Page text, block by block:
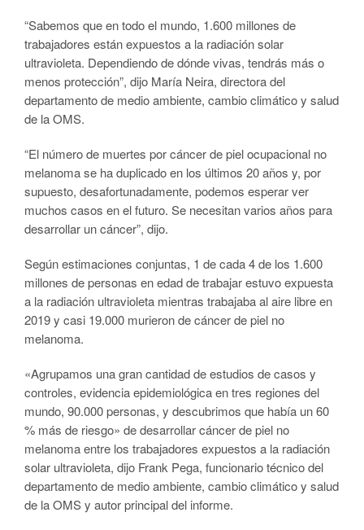
“Sabemos que en todo el mundo, 1.600 millones de
trabajadores están expuestos a la radiación solar
ultravioleta. Dependiendo de dónde vivas, tendrás más o
menos protección”, dijo María Neira, directora del
departamento de medio ambiente, cambio climático y salud
de la OMS.
“El número de muertes por cáncer de piel ocupacional no
melanoma se ha duplicado en los últimos 20 años y, por
supuesto, desafortunadamente, podemos esperar ver
muchos casos en el futuro. Se necesitan varios años para
desarrollar un cáncer”, dijo.
Según estimaciones conjuntas, 1 de cada 4 de los 1.600
millones de personas en edad de trabajar estuvo expuesta
a la radiación ultravioleta mientras trabajaba al aire libre en
2019 y casi 19.000 murieron de cáncer de piel no
melanoma.
«Agrupamos una gran cantidad de estudios de casos y
controles, evidencia epidemiológica en tres regiones del
mundo, 90.000 personas, y descubrimos que había un 60
% más de riesgo» de desarrollar cáncer de piel no
melanoma entre los trabajadores expuestos a la radiación
solar ultravioleta, dijo Frank Pega, funcionario técnico del
departamento de medio ambiente, cambio climático y salud
de la OMS y autor principal del informe.